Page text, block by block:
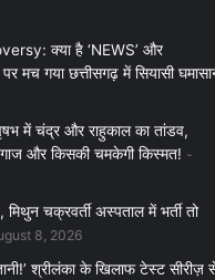
क्या है ‘NEWS’ और
मच गया छत्तीसगढ़ में सियासी
में चंद्र और राहुकाल का तांडव,
गाज और किसकी चमकेगी किस्मत!
चक्रवर्ती अस्पताल में भर्ती तो
8, 2026
श्रीलंका के खिलाफ टेस्ट सीरीज़